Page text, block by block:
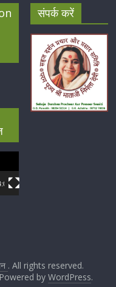
संपर्क करें
. All rights reserved.
by WordPress.